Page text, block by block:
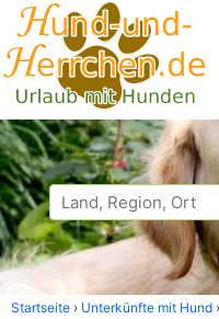
Startseite Unterkünfte mit Hund